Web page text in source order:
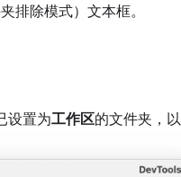
夹排除模式）文本框。
设置为工作区的文件夹，